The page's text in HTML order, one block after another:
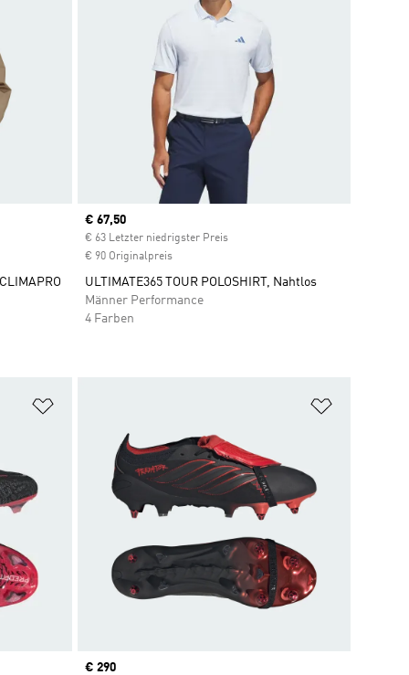
Current price
€ 67,50
€ 63 Letzter niedrigster Preis
€ 90 Originalpreis
ULTIMATE365 TOUR POLOSHIRT, Nahtlos
Männer Performance
4 Farben
Price
€ 290